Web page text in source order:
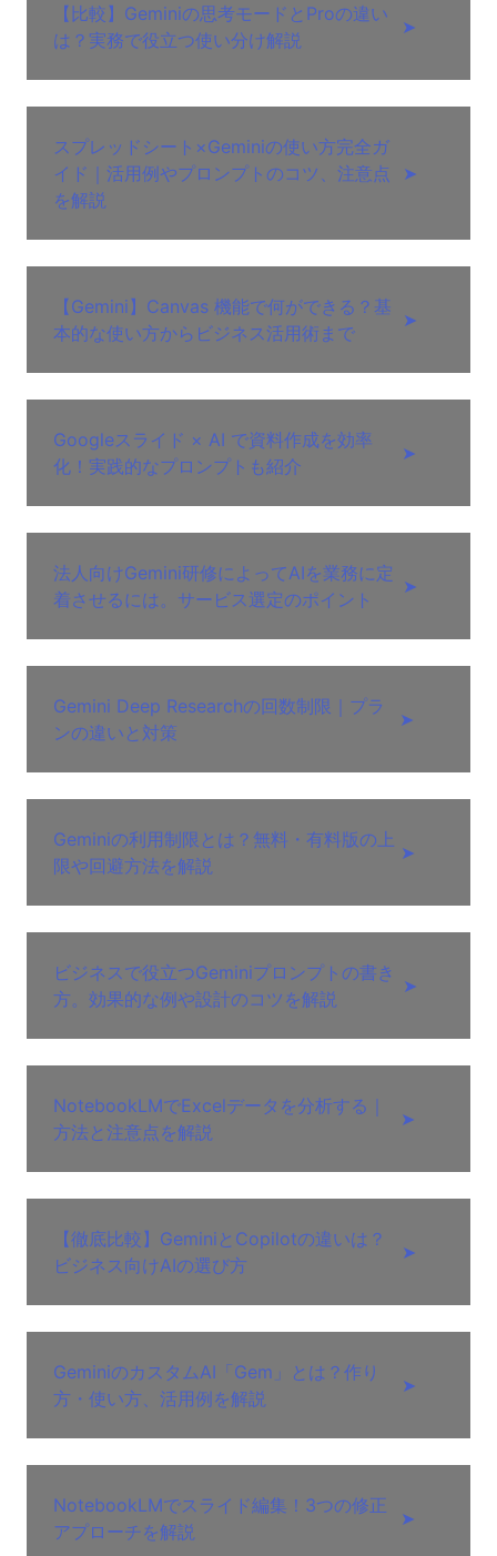
【比較】Geminiの思考モードとProの違い
は？実務で役立つ使い分け解説
➤
スプレッドシート×Geminiの使い方完全ガ
イド｜活用例やプロンプトのコツ、注意点
を解説
➤
【Gemini】Canvas 機能で何ができる？基
本的な使い方からビジネス活用術まで
➤
Googleスライド × AI で資料作成を効率
化！実践的なプロンプトも紹介
➤
法人向けGemini研修によってAIを業務に定
着させるには。サービス選定のポイント
➤
Gemini Deep Researchの回数制限｜プラ
ンの違いと対策
➤
Geminiの利用制限とは？無料・有料版の上
限や回避方法を解説
➤
ビジネスで役立つGeminiプロンプトの書き
方。効果的な例や設計のコツを解説
➤
NotebookLMでExcelデータを分析する｜
方法と注意点を解説
➤
【徹底比較】GeminiとCopilotの違いは？
ビジネス向けAIの選び方
➤
GeminiのカスタムAI「Gem」とは？作り
方・使い方、活用例を解説
➤
NotebookLMでスライド編集！3つの修正
アプローチを解説
➤